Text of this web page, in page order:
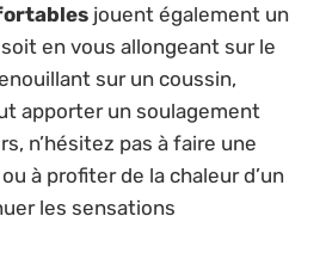
jouent également un
en vous allongeant sur le
sur un coussin,
apporter un soulagement
n’hésitez pas à faire une
ou à profiter de la chaleur d’un
les sensations